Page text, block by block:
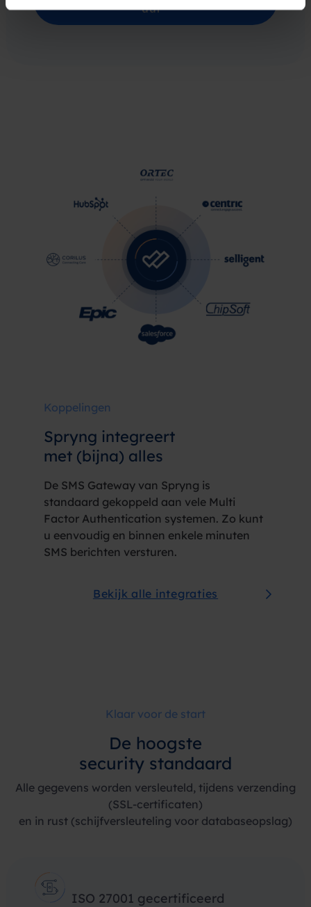
uur
Koppelingen
Spryng integreert
met (bijna) alles
De SMS Gateway van Spryng is
standaard gekoppeld aan vele Multi
Factor Authentication systemen. Zo kunt
u eenvoudig en binnen enkele minuten
SMS berichten versturen.
Bekijk alle integraties
Klaar voor de start
De hoogste
security standaard
Alle gegevens worden versleuteld, tijdens verzending
(SSL-certificaten)
en in rust (schijfversleuteling voor databaseopslag)
ISO 27001 gecertificeerd